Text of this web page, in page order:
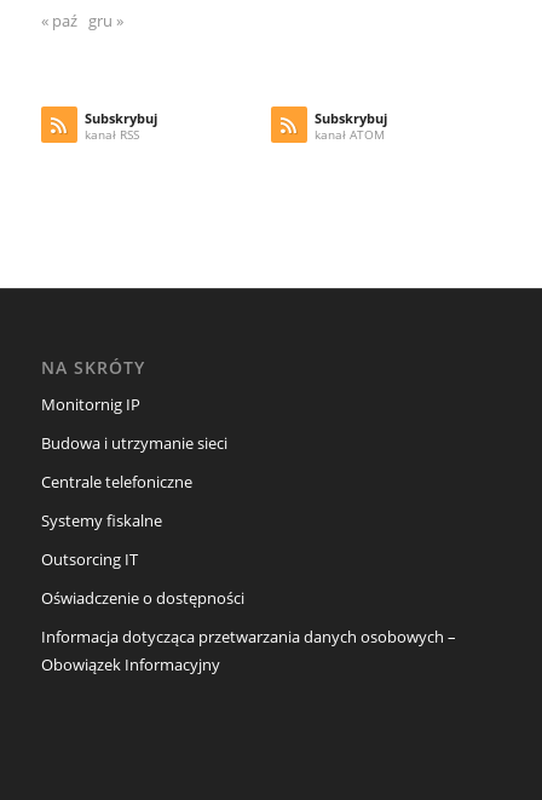
« paź gru »
Subskrybuj
kanał RSS
Subskrybuj
kanał ATOM
NA SKRÓTY
Monitornig IP
Budowa i utrzymanie sieci
Centrale telefoniczne
Systemy fiskalne
Outsorcing IT
Oświadczenie o dostępności
Informacja dotycząca przetwarzania danych osobowych –
Obowiązek Informacyjny